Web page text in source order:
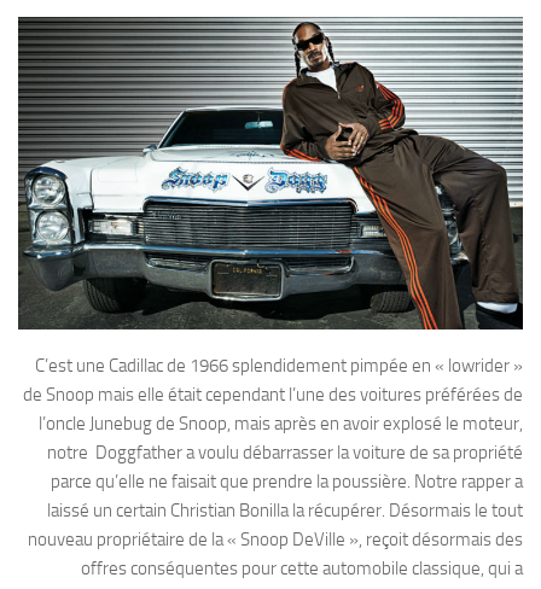
C’est une Cadillac de 1966 splendidement pimpée en « lowrider »
de Snoop mais elle était cependant l’une des voitures préférées de
l’oncle Junebug de Snoop, mais après en avoir explosé le moteur,
notre Doggfather a voulu débarrasser la voiture de sa propriété
parce qu’elle ne faisait que prendre la poussière. Notre rapper a
laissé un certain Christian Bonilla la récupérer. Désormais le tout
nouveau propriétaire de la « Snoop DeVille », reçoit désormais des
offres conséquentes pour cette automobile classique, qui a